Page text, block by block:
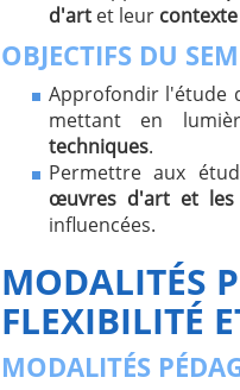
d'artet leur
OBJECTIFS DU
Approfondir l'étude
mettant en
techniques.
Permettre aux
œuvres d'art et les
influencées.
MODALITÉS
FLEXIBILITÉ
MODALITÉS